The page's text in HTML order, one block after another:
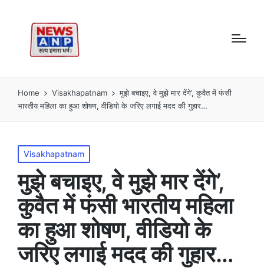
Home Visakhapatnam
मुझे बचाइए, वे मुझे मार देंगे’, कुवैत में फंसी
भारतीय महिला का हुआ शोषण, वीडियो के जरिए लगाई मदद की गुहार…
Posted
in
Visakhapatnam
मुझे बचाइए, वे मुझे मार देंगे’,
कुवैत में फंसी भारतीय महिला
का हुआ शोषण, वीडियो के
जरिए लगाई मदद की गुहार…